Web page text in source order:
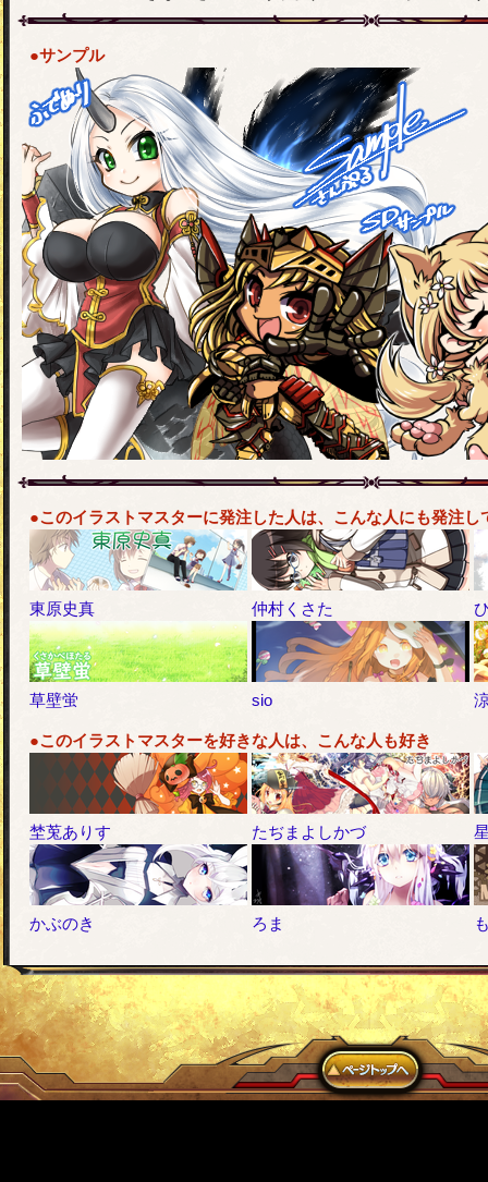
●サンプル
●このイラストマスターに発注した人は、こんな人にも発注し
東原史真 仲村くさた
草壁蛍 sio
●このイラストマスターを好きな人は、こんな人も好き
埜莵ありす たぢまよしかづ
かぶのき ろま